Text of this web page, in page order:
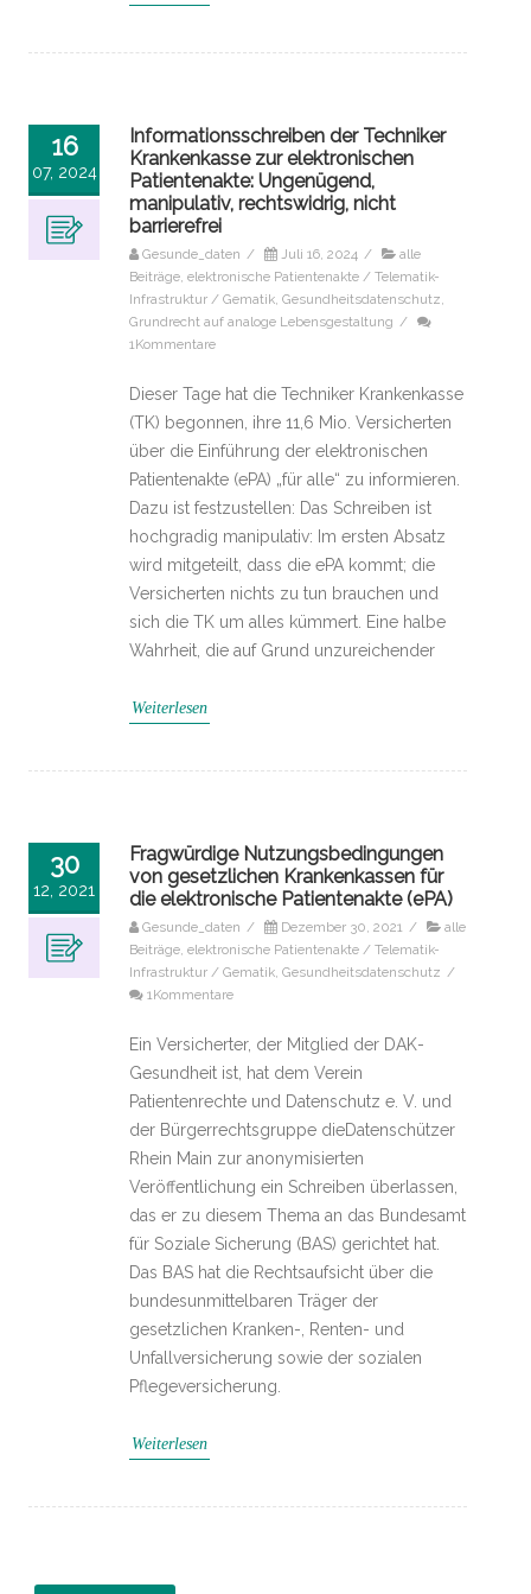
16
07, 2024
Informationsschreiben der Techniker
Krankenkasse zur elektronischen
Patientenakte: Ungenügend,
manipulativ, rechtswidrig, nicht
barrierefrei
Gesunde_daten / Juli 16, 2024 /
alle
Beiträge, elektronische Patientenakte / Telematik-
Infrastruktur / Gematik, Gesundheitsdatenschutz,
Grundrecht auf analoge Lebensgestaltung /
1Kommentare
Dieser Tage hat die Techniker Krankenkasse
(TK) begonnen, ihre 11,6 Mio. Versicherten
über die Einführung der elektronischen
Patientenakte (ePA) „für alle“ zu informieren.
Dazu ist festzustellen: Das Schreiben ist
hochgradig manipulativ: Im ersten Absatz
wird mitgeteilt, dass die ePA kommt; die
Versicherten nichts zu tun brauchen und
sich die TK um alles kümmert. Eine halbe
Wahrheit, die auf Grund unzureichender
Weiterlesen
30
12, 2021
Fragwürdige Nutzungsbedingungen
von gesetzlichen Krankenkassen für
die elektronische Patientenakte (ePA)
Gesunde_daten / Dezember 30, 2021 /
alle
Beiträge, elektronische Patientenakte / Telematik-
Infrastruktur / Gematik, Gesundheitsdatenschutz /
1Kommentare
Ein Versicherter, der Mitglied der DAK-
Gesundheit ist, hat dem Verein
Patientenrechte und Datenschutz e. V. und
der Bürgerrechtsgruppe dieDatenschützer
Rhein Main zur anonymisierten
Veröffentlichung ein Schreiben überlassen,
das er zu diesem Thema an das Bundesamt
für Soziale Sicherung (BAS) gerichtet hat.
Das BAS hat die Rechtsaufsicht über die
bundesunmittelbaren Träger der
gesetzlichen Kranken-, Renten- und
Unfallversicherung sowie der sozialen
Pflegeversicherung.
Weiterlesen